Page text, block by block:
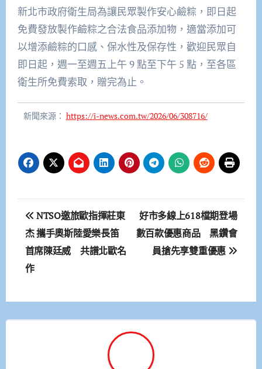
新北市政府衛生局為讓民眾製作安心鹼粽，即日起
免費發放製作鹼粽之合法食品添加物，適當添加可
以增添鹼粽的口感、保水性及保存性，歡迎民眾自
即日起，週一至週五上午 9 點至下午 5 點，至各區
衛生所免費索取，贈完為止。
新聞來源： https://i-news.com.tw/2026/06/308716/
文
章
導
NTSO邀旅歐指揮莊東
杰 攜手奧斯陸愛樂長笛
首席陳廷威 共譜北歐名
作
好市多線上618檔期登場
數百款優惠商品 黑鑽會
員搶先享雙重優惠